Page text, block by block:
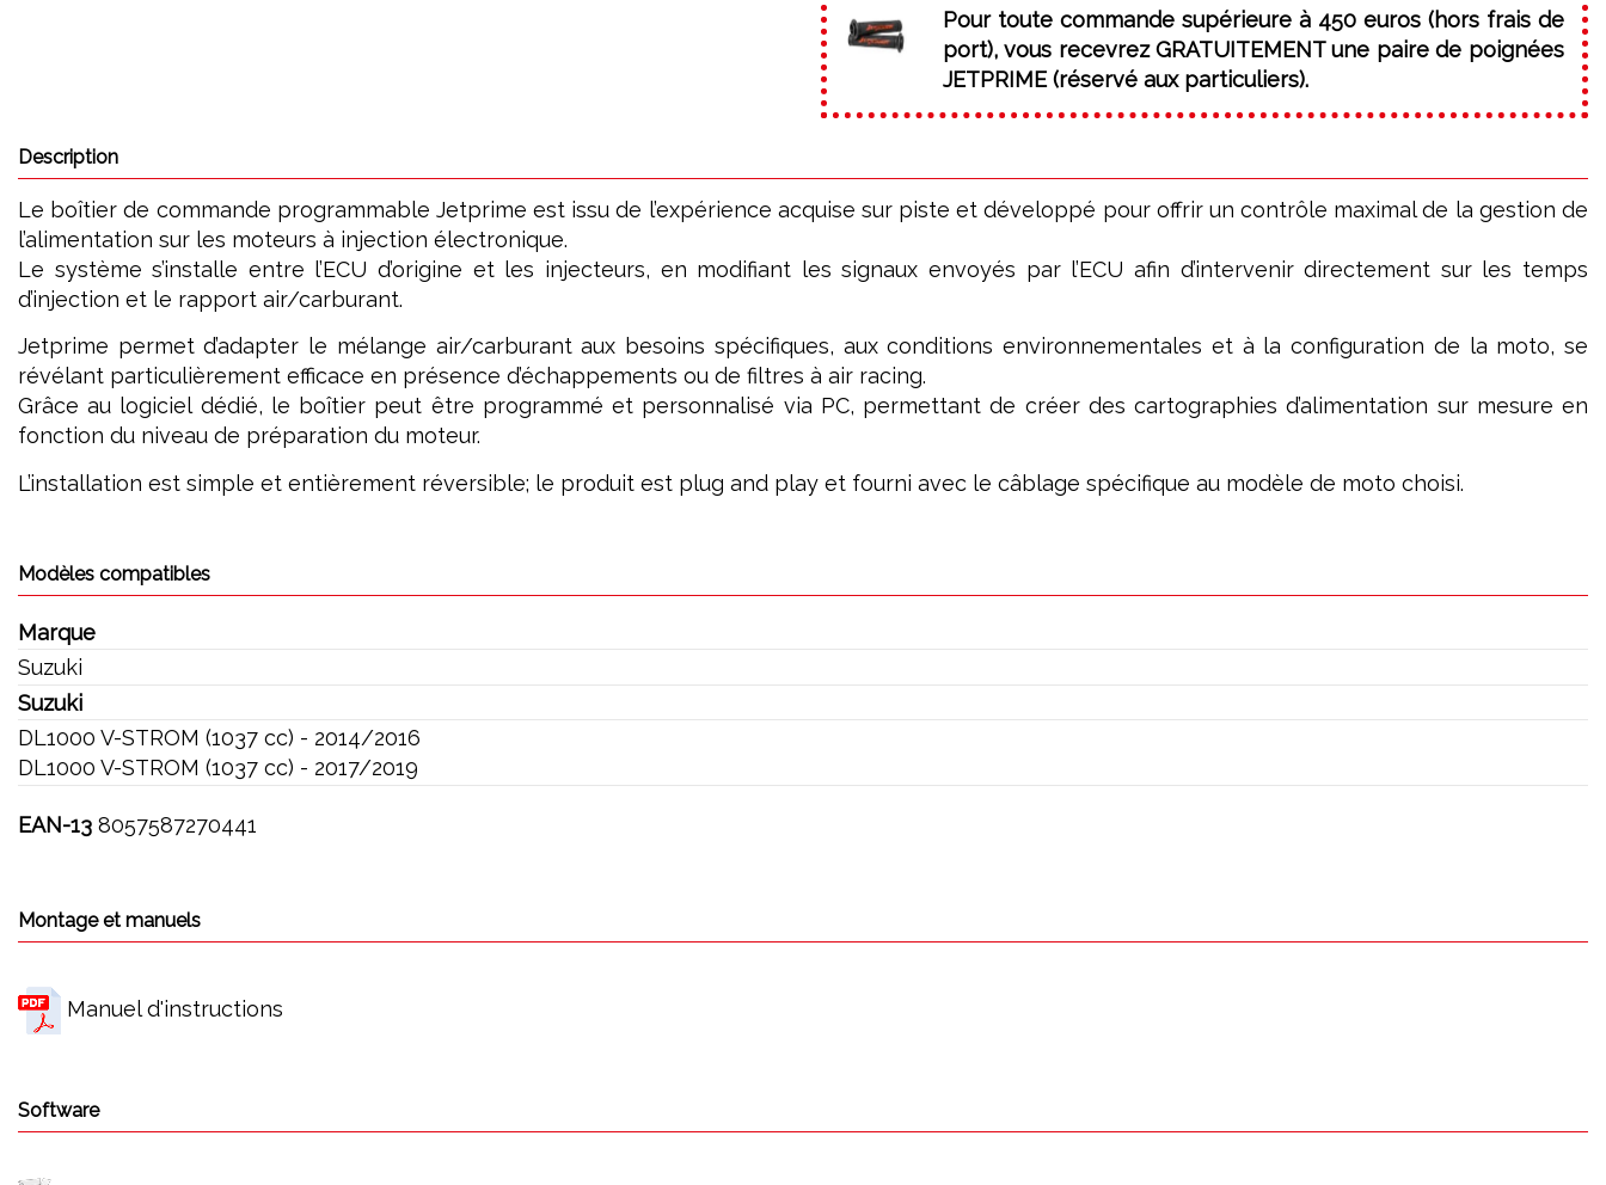
Pour toute commande supérieure à 450 euros (hors frais de
port), vous recevrez GRATUITEMENT une paire de poignées
JETPRIME (réservé aux particuliers).
Description
Le boîtier de commande programmable Jetprime est issu de l’expérience acquise sur piste et développé pour offrir un contrôle maximal de la gestion de
l’alimentation sur les moteurs à injection électronique.
Le système s’installe entre l’ECU d’origine et les injecteurs, en modifiant les signaux envoyés par l’ECU afin d’intervenir directement sur les temps
d’injection et le rapport air/carburant.
Jetprime permet d’adapter le mélange air/carburant aux besoins spécifiques, aux conditions environnementales et à la configuration de la moto, se
révélant particulièrement efficace en présence d’échappements ou de filtres à air racing.
Grâce au logiciel dédié, le boîtier peut être programmé et personnalisé via PC, permettant de créer des cartographies d’alimentation sur mesure en
fonction du niveau de préparation du moteur.
L’installation est simple et entièrement réversible; le produit est plug and play et fourni avec le câblage spécifique au modèle de moto choisi.
Modèles compatibles
Marque
Suzuki
Suzuki
DL1000 V-STROM (1037 cc) - 2014/2016
DL1000 V-STROM (1037 cc) - 2017/2019
EAN-13 8057587270441
Montage et manuels
Manuel d'instructions
Software